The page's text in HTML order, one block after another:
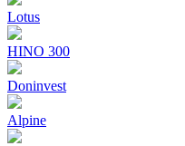
Lotus
HINO 300
Doninvest
Alpine